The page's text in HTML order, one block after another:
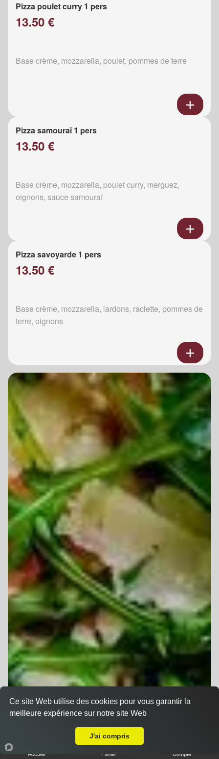
Pizza poulet curry 1 pers
13.50 €
Base crème, mozzarella, poulet, pommes de terre
Pizza samouraï 1 pers
13.50 €
Base crème, mozzarella, poulet curry, merguez,
oignons, sauce samouraï
Pizza savoyarde 1 pers
13.50 €
Base crème, mozzarella, lardons, raclette, pommes de
terre, oignons
Accueil Panier Compte
Ce site Web utilise des cookies pour vous garantir la
meilleure expérience sur notre site Web
J'ai compris